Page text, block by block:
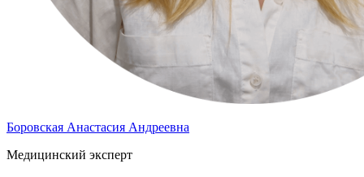
Боровская Анастасия Андреевна
Медицинский эксперт